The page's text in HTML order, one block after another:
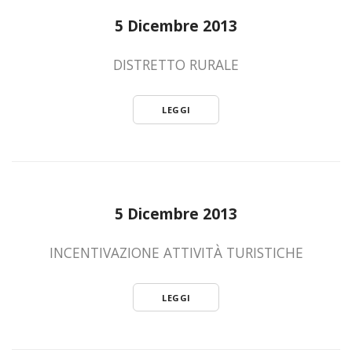
5 Dicembre 2013
DISTRETTO RURALE
LEGGI
5 Dicembre 2013
INCENTIVAZIONE ATTIVITÀ TURISTICHE
LEGGI